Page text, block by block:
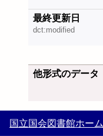
最終更新日
dct:modified
他形式のデータ
国立国会図書館ホーム